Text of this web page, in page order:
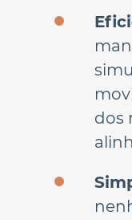
dos